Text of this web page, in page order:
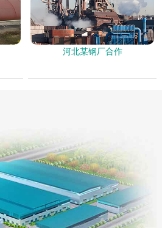
河北某钢厂合作